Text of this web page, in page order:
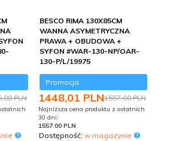
PLN
BESCO RIMA 130X85CM
WANNA ASYMETRYCZNA
PRAWA + OBUDOWA +
SYFON #WAR-130-NP/OAR-
130-P/L/19975
Promocja
1448,01 PLN1557,00 PLN
Najniższa cena produktu z ostatnich
30 dni:
1557.00 PLN
Dostępność: w magazynie